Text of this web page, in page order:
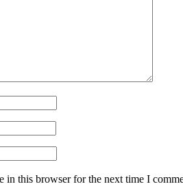
in this browser for the next time I